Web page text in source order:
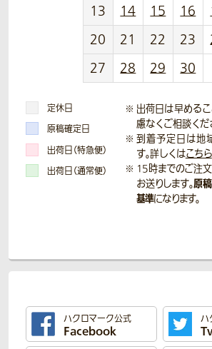
13 14 15 16
20
21 22 23
27
28 29 30
定休日
原稿確定日
出荷日（特急便）
出荷日（通常便）
出荷日は早める
慮なくご相談くだ
到着予定日は地
す。詳しくはこちら
15時までのご注
お送りします。原
基準になります。
ハクロマーク公式
Facebook
ハ